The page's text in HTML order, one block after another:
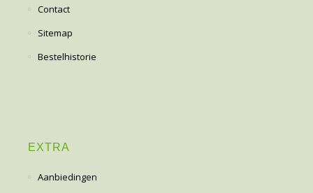
Contact
Sitemap
Bestelhistorie
EXTRA
Aanbiedingen